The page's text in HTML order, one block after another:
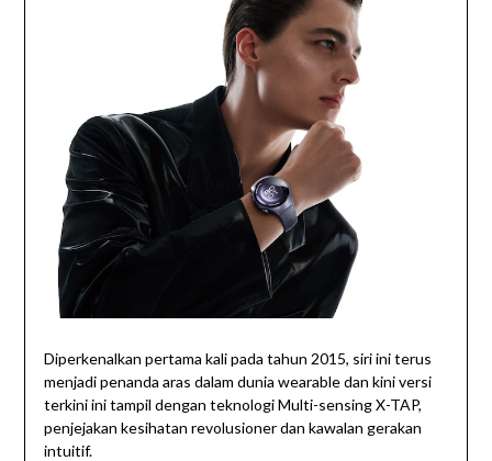
Diperkenalkan pertama kali pada tahun 2015, siri ini terus
menjadi penanda aras dalam dunia wearable dan kini versi
terkini ini tampil dengan teknologi Multi-sensing X-TAP,
penjejakan kesihatan revolusioner dan kawalan gerakan
intuitif.